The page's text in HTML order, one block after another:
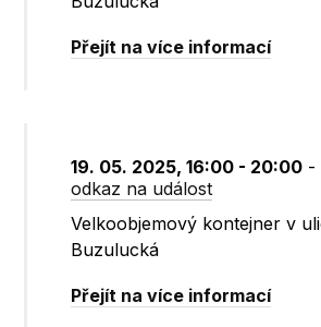
Přejít na více informací
19. 05. 2025, 16:00 - 20:00 -
odkaz na událost
Velkoobjemový kontejner v
Buzulucká
Přejít na více informací